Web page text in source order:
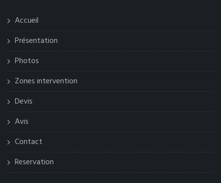
Accueil
Présentation
Photos
Zones intervention
Devis
Avis
Contact
Reservation